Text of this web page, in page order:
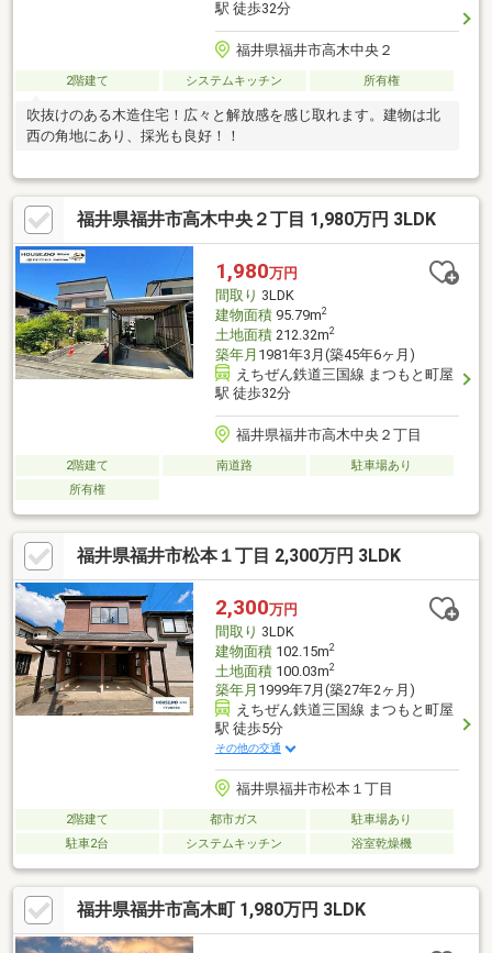
駅 徒歩32分
福井県福井市高木中央２
2階建て システムキッチン 所有権
吹抜けのある木造住宅！広々と解放感を感じ取れます。建物は北
西の角地にあり、採光も良好！！
福井県福井市高木中央２丁目 1,980万円 3LDK
1,980万円
間取り 3LDK
建物面積95.79m2
土地面積212.32m2
築年月 1981年3月(築45年6ヶ月)
えちぜん鉄道三国線 まつもと町屋
駅 徒歩32分
福井県福井市高木中央２丁目
2階建て 南道路
駐車場あり
所有権
福井県福井市松本１丁目 2,300万円 3LDK
2,300万円
間取り 3LDK
建物面積102.15m2
土地面積100.03m2
築年月 1999年7月(築27年2ヶ月)
えちぜん鉄道三国線 まつもと町屋
駅 徒歩5分
その他の交通
福井県福井市松本１丁目
2階建て 都市ガス
駐車場あり
駐車2台
システムキッチン 浴室乾燥機
福井県福井市高木町 1,980万円 3LDK